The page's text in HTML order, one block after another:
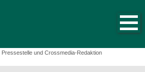
Pressestelle und Crossmedia-Redaktion